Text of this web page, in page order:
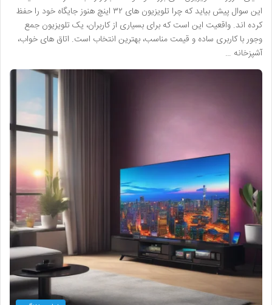
این سوال پیش بیاید که چرا تلویزیون های ۳۲ اینچ هنوز جایگاه خود را حفظ
کرده اند. واقعیت این است که برای بسیاری از کاربران، یک تلویزیون جمع
وجور با کاربری ساده و قیمت مناسب، بهترین انتخاب است. اتاق های خواب،
آشپزخانه …